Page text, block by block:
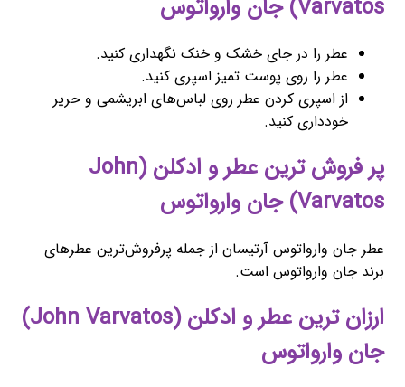
Varvatos) جان وارواتوس
عطر را در جای خشک و خنک نگهداری کنید.
عطر را روی پوست تمیز اسپری کنید.
از اسپری کردن عطر روی لباس‌های ابریشمی و حریر
خودداری کنید.
پر فروش ترین عطر و ادکلن (John
Varvatos) جان وارواتوس
عطر جان وارواتوس آرتیسان از جمله پرفروش‌ترین عطرهای
برند جان وارواتوس است.
ارزان ترین عطر و ادکلن (John Varvatos)
جان وارواتوس